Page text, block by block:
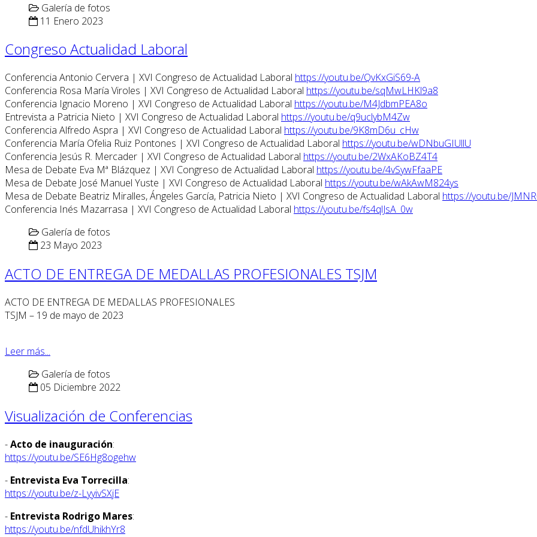
Galería de fotos
11 Enero 2023
Congreso Actualidad Laboral
Conferencia Antonio Cervera | XVI Congreso de Actualidad Laboral https://youtu.be/QvKxGiS69-A
Conferencia Rosa María Viroles | XVI Congreso de Actualidad Laboral https://youtu.be/sqMwLHKl9a8
Conferencia Ignacio Moreno | XVI Congreso de Actualidad Laboral https://youtu.be/M4JdbmPEA8o
Entrevista a Patricia Nieto | XVI Congreso de Actualidad Laboral https://youtu.be/q9uclybM4Zw
Conferencia Alfredo Aspra | XVI Congreso de Actualidad Laboral https://youtu.be/9K8mD6u_cHw
Conferencia María Ofelia Ruiz Pontones | XVI Congreso de Actualidad Laboral https://youtu.be/wDNbuGIUllU
Conferencia Jesús R. Mercader | XVI Congreso de Actualidad Laboral https://youtu.be/2WxAKoBZ4T4
Mesa de Debate Eva Mª Blázquez | XVI Congreso de Actualidad Laboral https://youtu.be/4vSywFfaaPE
Mesa de Debate José Manuel Yuste | XVI Congreso de Actualidad Laboral https://youtu.be/wAkAwM824ys
Mesa de Debate Beatriz Miralles, Ángeles García, Patricia Nieto | XVI Congreso de Actualidad Laboral https://youtu.be/
Conferencia Inés Mazarrasa | XVI Congreso de Actualidad Laboral https://youtu.be/fs4qlJsA_0w
Galería de fotos
23 Mayo 2023
ACTO DE ENTREGA DE MEDALLAS PROFESIONALES TSJM
ACTO DE ENTREGA DE MEDALLAS PROFESIONALES
TSJM – 19 de mayo de 2023
Leer más...
Galería de fotos
05 Diciembre 2022
Visualización de Conferencias
-Acto de inauguración:
https://youtu.be/SE6Hg8ogehw
- Entrevista Eva Torrecilla:
https://youtu.be/z-LyyivSXjE
- Entrevista Rodrigo Mares:
https://youtu.be/nfdUhikhYr8